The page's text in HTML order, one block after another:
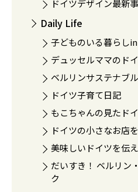
ドイツデザイン最新
Daily Life
子どものいる暮らし
デュッセルママのド
ベルリンサステナブ
ドイツ子育て日記
もこちゃんの見たド
ドイツの小さなお店
美味しいドイツを伝
だいすき！ ベルリン
ク